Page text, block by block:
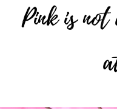
Pink is